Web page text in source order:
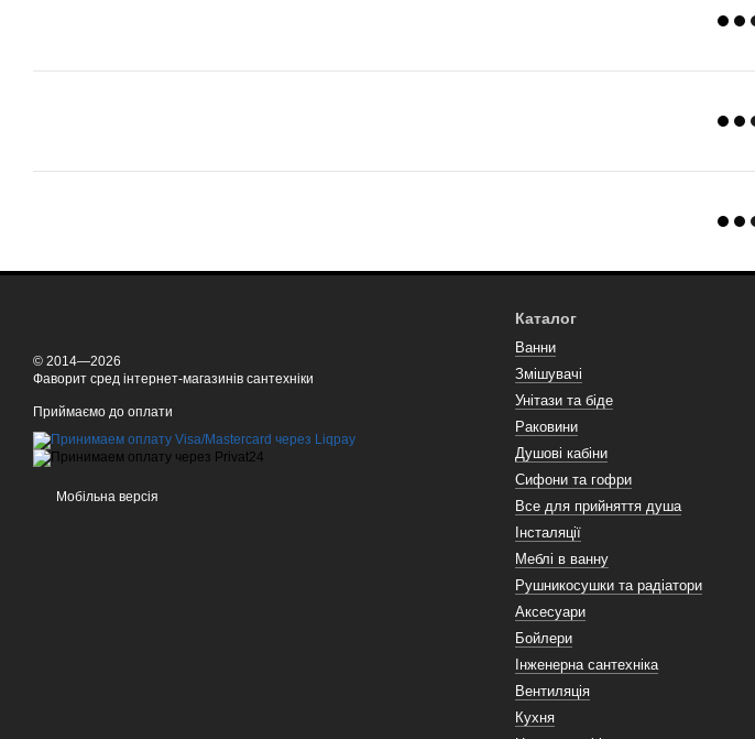
© 2014—2026
Фаворит сред інтернет-магазинів сантехніки
Приймаємо до оплати
Мобільна версія
Каталог
Ванни
Змішувачі
Унітази та біде
Раковини
Душові кабіни
Сифони та гофри
Все для прийняття душа
Інсталяції
Меблі в ванну
Рушникосушки та радіатори
Аксесуари
Бойлери
Інженерна сантехніка
Вентиляція
Кухня